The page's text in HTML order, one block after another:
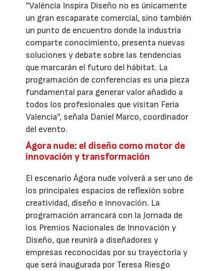
“València Inspira Diseño no es únicamente
un gran escaparate comercial, sino también
un punto de encuentro donde la industria
comparte conocimiento, presenta nuevas
soluciones y debate sobre las tendencias
que marcarán el futuro del hábitat. La
programación de conferencias es una pieza
fundamental para generar valor añadido a
todos los profesionales que visitan Feria
Valencia”, señala Daniel Marco, coordinador
del evento.
Ágora nude: el diseño como motor de
innovación y transformación
El escenario Ágora nude volverá a ser uno de
los principales espacios de reflexión sobre
creatividad, diseño e innovación. La
programación arrancará con la Jornada de
los Premios Nacionales de Innovación y
Diseño, que reunirá a diseñadores y
empresas reconocidas por su trayectoria y
que será inaugurada por Teresa Riesgo